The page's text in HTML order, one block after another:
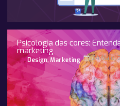
Psicologia das cores:
marketing
Design,Marketing 24 Maio,